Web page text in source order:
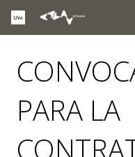
PARA LA